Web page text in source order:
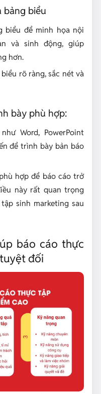
bảng biểu
biểu để minh họa nội
và sinh động, giúp
hơn.
rõ ràng, sắc nét và
bày phù hợp:
Word, PowerPoint
để trình bày bản báo
hợp để báo cáo trở
này rất quan trọng
sinh marketing sau
báo cáo thực
đối